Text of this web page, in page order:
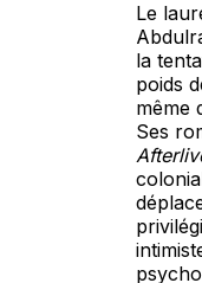
Le
la
poids
même
Ses